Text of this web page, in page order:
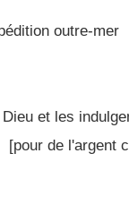
outre-mer
et les
[pour de l'argent